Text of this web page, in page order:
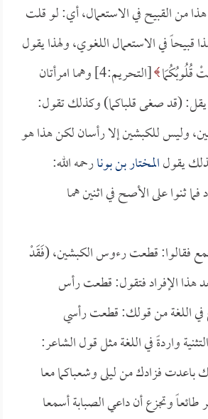
من القبيح في الاستعمال، أي: لو قلت
قبيحاً في الاستعمال اللغوي، ولهذا يقول
[التحريم:4] وهما امرأتان
يقل: (قد صغى قلباكما) وكذلك تقول:
وليس للكبشين إلا رأسان لكن هذا هو
يقولالمختار بن بونارحمه الله:
ثنوا على الأصح في اثنين هما
فقالوا: قطعت رءوس الكبشين، (فَقَدْ
هذا الإفراد فتقول: قطعت رأس
اللغة من قولك: قطعت رأسي
واردةً في اللغة مثل قول الشاعر:
باعدت فزادك من ليلى وشعباكما معا
طائعاً وتجزع أن داعي الصبابة أسمعا